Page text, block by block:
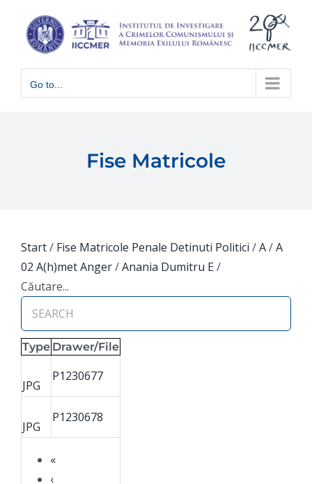
content
Go to...
Fise Matricole
Start/ Fise Matricole Penale Detinuti Politici /A/A
02 A(h)met Anger/Anania Dumitru E/
Căutare...
Type Drawer/File
«
‹
JPG
P1230677
JPG
P1230678